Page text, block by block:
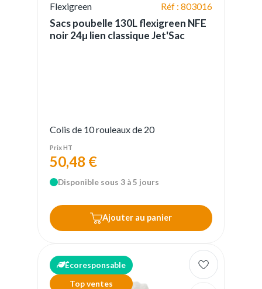
Flexigreen Réf : 803016
Sacs poubelle 130L flexigreen NFE
noir 24µ lien classique Jet'Sac
Colis de 10 rouleaux de 20
Prix HT
50,48 €
Disponible sous 3 à 5 jours
Ajouter au panier
Écoresponsable
Top ventes